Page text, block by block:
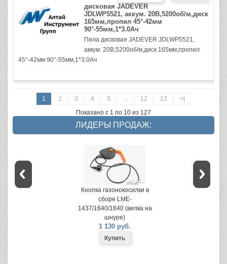
дисковая JADEVER
JDLWP5521, аккум. 20В,5200об/м,диск
165мм,пропил 45°-42мм
90°-55мм,1*3.0Ач
Пила дисковая JADEVER JDLWP5521,
аккум. 20В,5200об/м,диск 165мм,пропил
45°-42мм 90°-55мм,1*3.0Ач
1 2 3 4 5 ... 12 13
>|
Показано с 1 по 10 из 127
ЛИДЕРЫ ПРОДАЖ:
Кнопка газонокосилки в
сборе LME-
1437/1640/1840 (вилка на
шнуре)
1 130 руб.